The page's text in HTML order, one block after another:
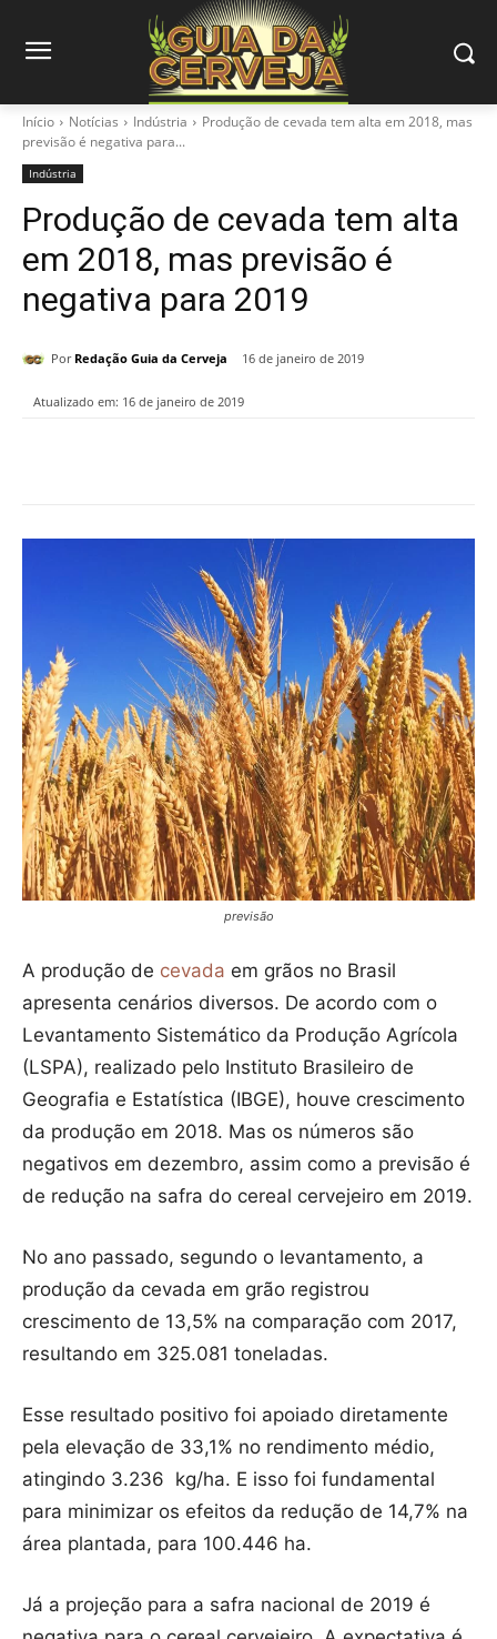
Início Notícias Indústria
Produção de cevada tem alta em 2018, mas
previsão é negativa para...
Indústria
Produção de cevada tem alta
em 2018, mas previsão é
negativa para 2019
Por Redação Guia da Cerveja 16 de janeiro de 2019
Atualizado em: 16 de janeiro de 2019
previsão
A produção de cevada em grãos no Brasil
apresenta cenários diversos. De acordo com o
Levantamento Sistemático da Produção Agrícola
(LSPA), realizado pelo Instituto Brasileiro de
Geografia e Estatística (IBGE), houve crescimento
da produção em 2018. Mas os números são
negativos em dezembro, assim como a previsão é
de redução na safra do cereal cervejeiro em 2019.
No ano passado, segundo o levantamento, a
produção da cevada em grão registrou
crescimento de 13,5% na comparação com 2017,
resultando em 325.081 toneladas.
Esse resultado positivo foi apoiado diretamente
pela elevação de 33,1% no rendimento médio,
atingindo 3.236 kg/ha. E isso foi fundamental
para minimizar os efeitos da redução de 14,7% na
área plantada, para 100.446 ha.
Já a projeção para a safra nacional de 2019 é